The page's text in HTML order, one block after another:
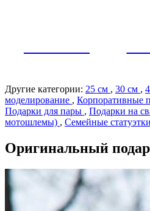
Другие категории: 25 см , 30 см ,
моделирование , Корпоративные
Подарки для пары , Подарки на
мотошлемы) , Семейные статуэтки
Оригинальный